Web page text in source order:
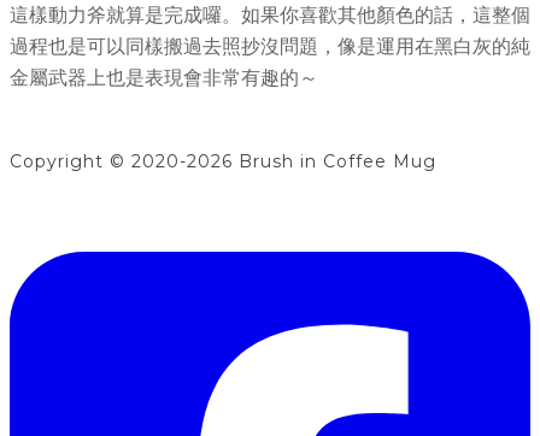
這樣動力斧就算是完成囉。如果你喜歡其他顏色的話，這整個
過程也是可以同樣搬過去照抄沒問題，像是運用在黑白灰的純
金屬武器上也是表現會非常有趣的～
Copyright © 2020-2026 Brush in Coffee Mug